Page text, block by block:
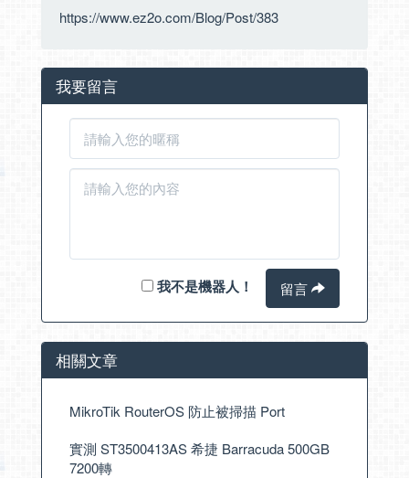
https://www.ez2o.com/Blog/Post/383
我要留言
我不是機器人！ 留言
相關文章
MikroTik RouterOS 防止被掃描 Port
實測 ST3500413AS 希捷 Barracuda 500GB
7200轉